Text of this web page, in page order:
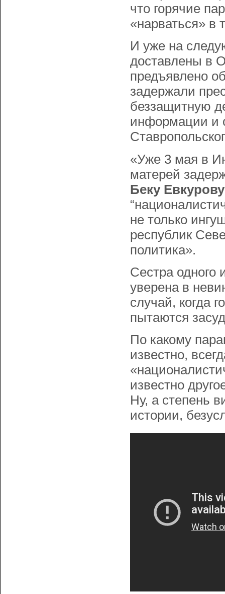
что горячие
«нарваться» в
И уже на
доставлены в
предъявлено
задержали
беззащитную
информации и
«Уже 3 мая в
матерей
Беку Евкурову
не только
республик
политика».
Сестра одного
уверена в
случай, когда
пытаются
По какому
известно,
известно
Ну, а степень
истории,